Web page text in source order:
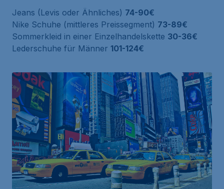
Jeans (Levis oder Ähnliches) 74-90€
Nike Schuhe (mittleres Preissegment) 73-89€
Sommerkleid in einer Einzelhandelskette 30-36€
Lederschuhe für Männer 101-124€